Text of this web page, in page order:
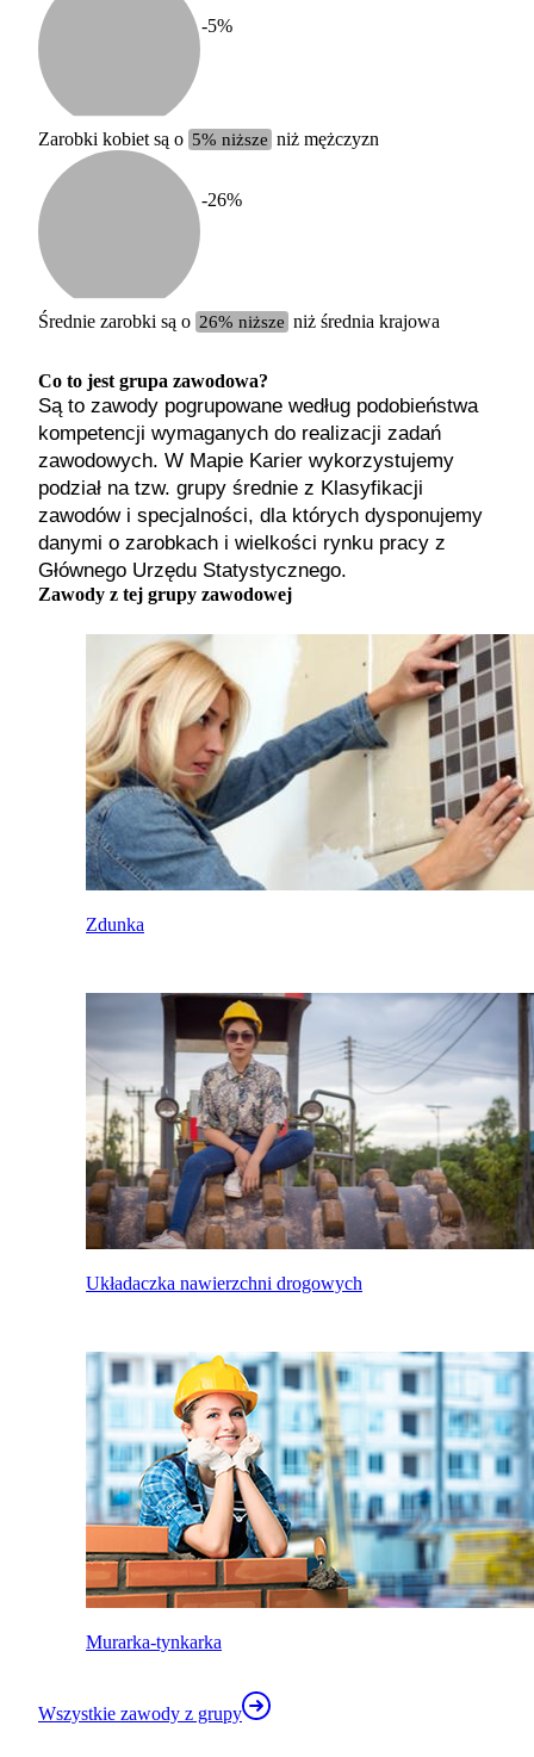
średnie
-5%
Zarobki kobiet są o 5% niższe niż mężczyzn
-26%
Średnie zarobki są o 26% niższe niż średnia krajowa
Co to jest grupa zawodowa?
Są to zawody pogrupowane według podobieństwa
kompetencji wymaganych do realizacji zadań
zawodowych. W Mapie Karier wykorzystujemy
podział na tzw. grupy średnie z Klasyfikacji
zawodów i specjalności, dla których dysponujemy
danymi o zarobkach i wielkości rynku pracy z
Głównego Urzędu Statystycznego.
Zawody z tej grupy zawodowej
Zdunka
Układaczka nawierzchni drogowych
Murarka-tynkarka
Wszystkie zawody z grupy